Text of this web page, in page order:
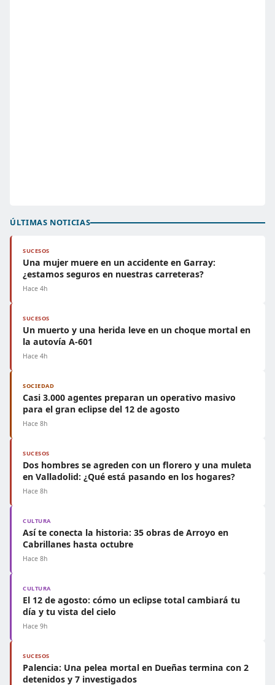
ÚLTIMAS NOTICIAS
SUCESOS
Una mujer muere en un accidente en Garray:
¿estamos seguros en nuestras carreteras?
Hace 4h
SUCESOS
Un muerto y una herida leve en un choque mortal en
la autovía A-601
Hace 4h
SOCIEDAD
Casi 3.000 agentes preparan un operativo masivo
para el gran eclipse del 12 de agosto
Hace 8h
SUCESOS
Dos hombres se agreden con un florero y una muleta
en Valladolid: ¿Qué está pasando en los hogares?
Hace 8h
CULTURA
Así te conecta la historia: 35 obras de Arroyo en
Cabrillanes hasta octubre
Hace 8h
CULTURA
El 12 de agosto: cómo un eclipse total cambiará tu
día y tu vista del cielo
Hace 9h
SUCESOS
Palencia: Una pelea mortal en Dueñas termina con 2
detenidos y 7 investigados